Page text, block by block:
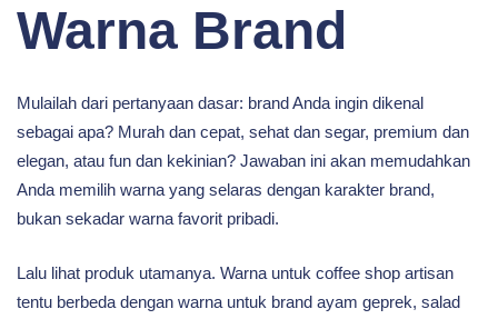
Warna Brand
Mulailah dari pertanyaan dasar: brand Anda ingin dikenal
sebagai apa? Murah dan cepat, sehat dan segar, premium dan
elegan, atau fun dan kekinian? Jawaban ini akan memudahkan
Anda memilih warna yang selaras dengan karakter brand,
bukan sekadar warna favorit pribadi.
Lalu lihat produk utamanya. Warna untuk coffee shop artisan
tentu berbeda dengan warna untuk brand ayam geprek, salad